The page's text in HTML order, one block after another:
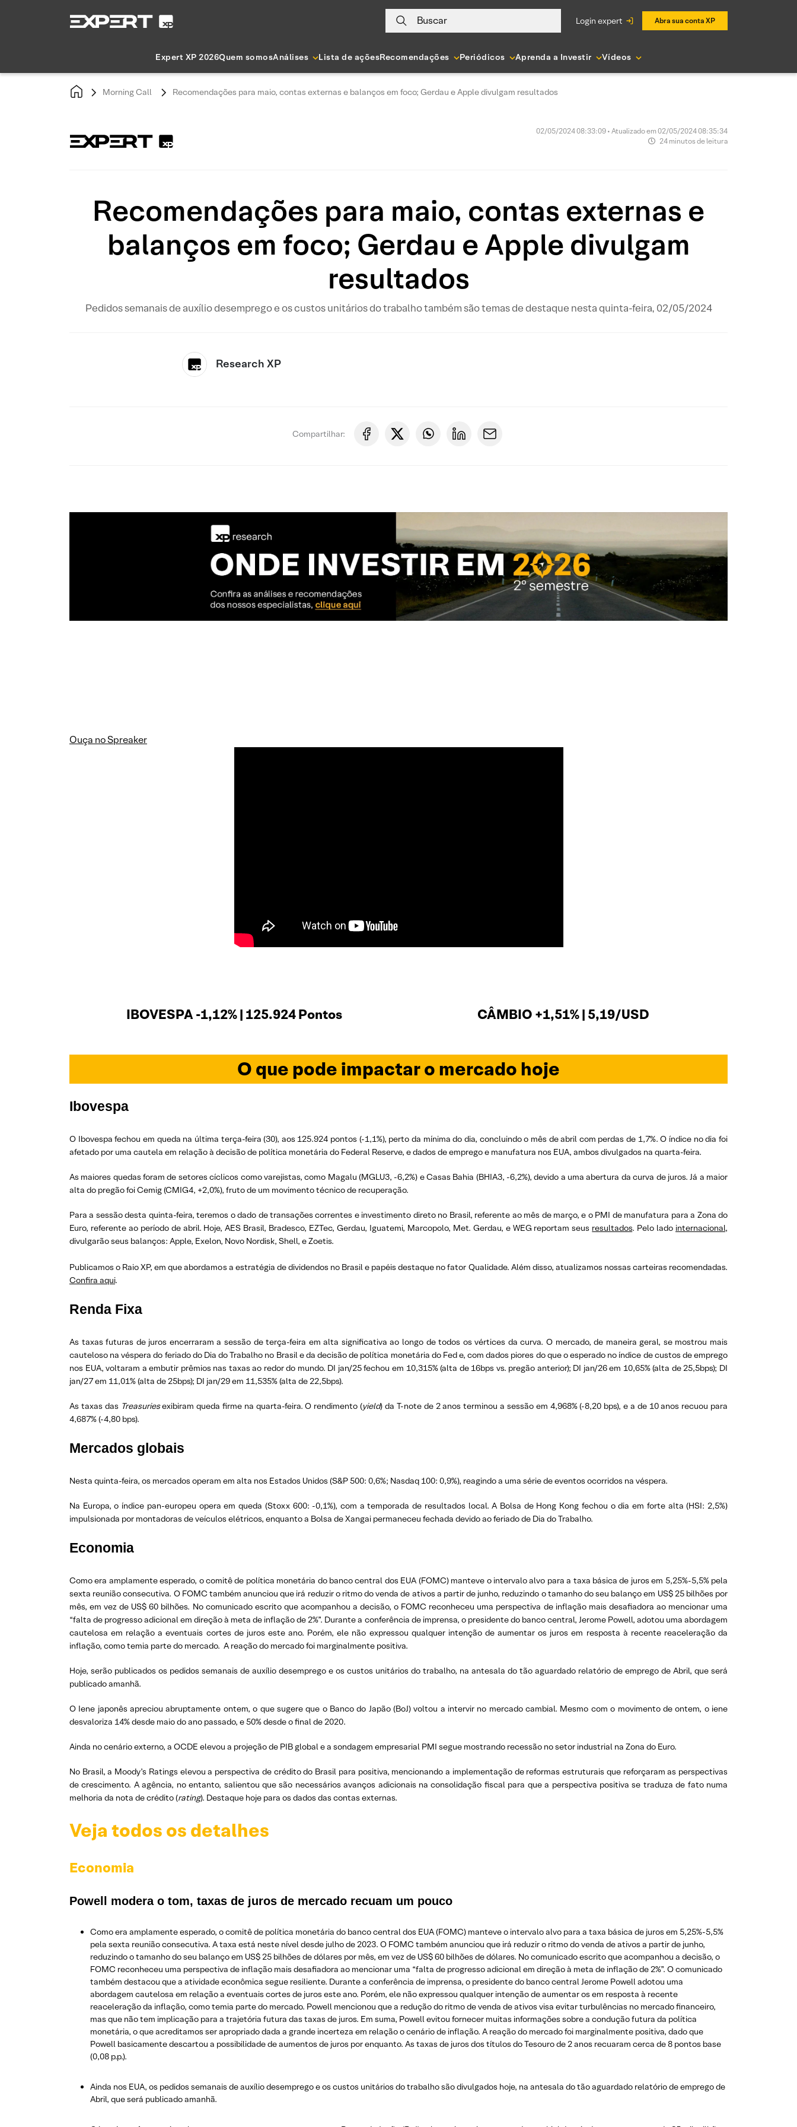
Buscar login expert Abra sua conta XP
Expert XP 2026Quem somosAnálises Lista de açõesRecomendações Periódicos Aprenda a Investir Vídeos
Morning Call Recomendações para maio, contas externas e balanços em foco; Gerdau e Apple divulgam resultados
02/05/2024 08:33:09 • Atualizado em 02/05/2024 08:35:34
24 minutos de leitura
Recomendações para maio, contas externas e
balanços em foco; Gerdau e Apple divulgam
resultados
Pedidos semanais de auxílio desemprego e os custos unitários do trabalho também são temas de destaque nesta quinta-feira, 02/05/2024
Research XP
Compartilhar:
Ouça no Spreaker
IBOVESPA -1,12% | 125.924 Pontos CÂMBIO +1,51% | 5,19/USD
O que pode impactar o mercado hoje
Ibovespa
O Ibovespa fechou em queda na última terça-feira (30), aos 125.924 pontos (-1,1%), perto da mínima do dia, concluindo o mês de abril com perdas de 1,7%. O índice no dia foi
afetado por uma cautela em relação à decisão de política monetária do Federal Reserve, e dados de emprego e manufatura nos EUA, ambos divulgados na quarta-feira.
As maiores quedas foram de setores cíclicos como varejistas, como Magalu (MGLU3, -6,2%) e Casas Bahia (BHIA3, -6,2%), devido a uma abertura da curva de juros. Já a maior
alta do pregão foi Cemig (CMIG4, +2,0%), fruto de um movimento técnico de recuperação.
Para a sessão desta quinta-feira, teremos o dado de transações correntes e investimento direto no Brasil, referente ao mês de março, e o PMI de manufatura para a Zona do
Euro, referente ao período de abril. Hoje, AES Brasil, Bradesco, EZTec, Gerdau, Iguatemi, Marcopolo, Met. Gerdau, e WEG reportam seus resultados. Pelo lado internacional,
divulgarão seus balanços: Apple, Exelon, Novo Nordisk, Shell, e Zoetis.
Publicamos o Raio XP, em que abordamos a estratégia de dividendos no Brasil e papéis destaque no fator Qualidade. Além disso, atualizamos nossas carteiras recomendadas.
Confira aqui.
Renda Fixa
As taxas futuras de juros encerraram a sessão de terça-feira em alta significativa ao longo de todos os vértices da curva. O mercado, de maneira geral, se mostrou mais
cauteloso na véspera do feriado do Dia do Trabalho no Brasil e da decisão de política monetária do Fed e, com dados piores do que o esperado no índice de custos de emprego
nos EUA, voltaram a embutir prêmios nas taxas ao redor do mundo. DI jan/25 fechou em 10,315% (alta de 16bps vs. pregão anterior); DI jan/26 em 10,65% (alta de 25,5bps); DI
jan/27 em 11,01% (alta de 25bps); DI jan/29 em 11,535% (alta de 22,5bps).
As taxas das Treasuriesexibiram queda firme na quarta-feira. O rendimento (yield) da T-note de 2 anos terminou a sessão em 4,968% (-8,20 bps), e a de 10 anos recuou para
4,687% (-4,80 bps).
Mercados globais
Nesta quinta-feira, os mercados operam em alta nos Estados Unidos (S&P 500: 0,6%; Nasdaq 100: 0,9%), reagindo a uma série de eventos ocorridos na véspera.
Na Europa, o índice pan-europeu opera em queda (Stoxx 600: -0,1%), com a temporada de resultados local. A Bolsa de Hong Kong fechou o dia em forte alta (HSI: 2,5%)
impulsionada por montadoras de veículos elétricos, enquanto a Bolsa de Xangai permaneceu fechada devido ao feriado de Dia do Trabalho.
Economia
Como era amplamente esperado, o comitê de política monetária do banco central dos EUA (FOMC) manteve o intervalo alvo para a taxa básica de juros em 5,25%-5,5% pela
sexta reunião consecutiva. O FOMC também anunciou que irá reduzir o ritmo do venda de ativos a partir de junho, reduzindo o tamanho do seu balanço em US$ 25 bilhões por
mês, em vez de US$ 60 bilhões. No comunicado escrito que acompanhou a decisão, o FOMC reconheceu uma perspectiva de inflação mais desafiadora ao mencionar uma
“falta de progresso adicional em direção à meta de inflação de 2%”. Durante a conferência de imprensa, o presidente do banco central, Jerome Powell, adotou uma abordagem
cautelosa em relação a eventuais cortes de juros este ano. Porém, ele não expressou qualquer intenção de aumentar os juros em resposta à recente reaceleração da
inflação, como temia parte do mercado. A reação do mercado foi marginalmente positiva.
Hoje, serão publicados os pedidos semanais de auxílio desemprego e os custos unitários do trabalho, na antesala do tão aguardado relatório de emprego de Abril, que será
publicado amanhã.
O Iene japonês apreciou abruptamente ontem, o que sugere que o Banco do Japão (BoJ) voltou a intervir no mercado cambial. Mesmo com o movimento de ontem, o iene
desvaloriza 14% desde maio do ano passado, e 50% desde o final de 2020.
Ainda no cenário externo, a OCDE elevou a projeção de PIB global e a sondagem empresarial PMI segue mostrando recessão no setor industrial na Zona do Euro.
No Brasil, a Moody’s Ratings elevou a perspectiva de crédito do Brasil para positiva, mencionando a implementação de reformas estruturais que reforçaram as perspectivas
de crescimento. A agência, no entanto, salientou que são necessários avanços adicionais na consolidação fiscal para que a perspectiva positiva se traduza de fato numa
melhoria da nota de crédito (rating). Destaque hoje para os dados das contas externas.
Veja todos os detalhes
Economia
Powell modera o tom, taxas de juros de mercado recuam um pouco
Como era amplamente esperado, o comitê de política monetária do banco central dos EUA (FOMC) manteve o intervalo alvo para a taxa básica de juros em 5,25%-5,5%
pela sexta reunião consecutiva. A taxa está neste nível desde julho de 2023. O FOMC também anunciou que irá reduzir o ritmo do venda de ativos a partir de junho,
reduzindo o tamanho do seu balanço em US$ 25 bilhões de dólares por mês, em vez de US$ 60 bilhões de dólares. No comunicado escrito que acompanhou a decisão, o
FOMC reconheceu uma perspectiva de inflação mais desafiadora ao mencionar uma “falta de progresso adicional em direção à meta de inflação de 2%”. O comunicado
também destacou que a atividade econômica segue resiliente. Durante a conferência de imprensa, o presidente do banco central Jerome Powell adotou uma
abordagem cautelosa em relação a eventuais cortes de juros este ano. Porém, ele não expressou qualquer intenção de aumentar os em resposta à recente
reaceleração da inflação, como temia parte do mercado. Powell mencionou que a redução do ritmo de venda de ativos visa evitar turbulências no mercado financeiro,
mas que não tem implicação para a trajetória futura das taxas de juros. Em suma, Powell evitou fornecer muitas informações sobre a condução futura da política
monetária, o que acreditamos ser apropriado dada a grande incerteza em relação o cenário de inflação. A reação do mercado foi marginalmente positiva, dado que
Powell basicamente descartou a possibilidade de aumentos de juros por enquanto. As taxas de juros dos títulos do Tesouro de 2 anos recuaram cerca de 8 pontos base
(0,08 p.p.).
Ainda nos EUA, os pedidos semanais de auxílio desemprego e os custos unitários do trabalho são divulgados hoje, na antesala do tão aguardado relatório de emprego de
Abril, que será publicado amanhã.